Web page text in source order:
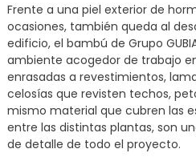
Frente a una piel exterior de
ocasiones, también queda al
edificio, el bambú de Grupo
ambiente acogedor de trabajo
enrasadas a revestimientos,
celosías que revisten techos,
mismo material que cubren las
entre las distintas plantas, son
de detalle de todo el proyecto.